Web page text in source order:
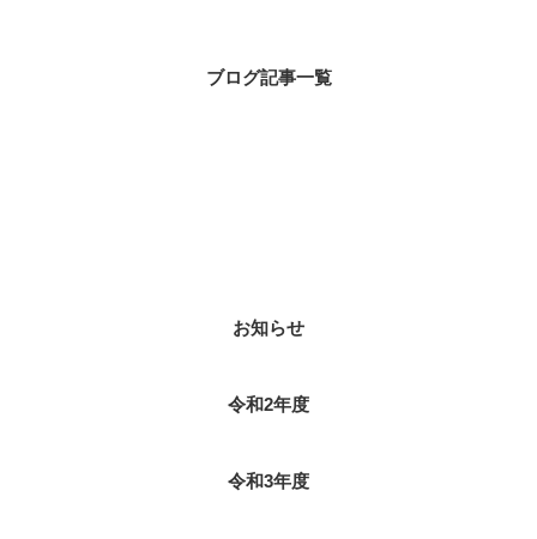
ブログ記事一覧
お知らせ
令和2年度
令和3年度